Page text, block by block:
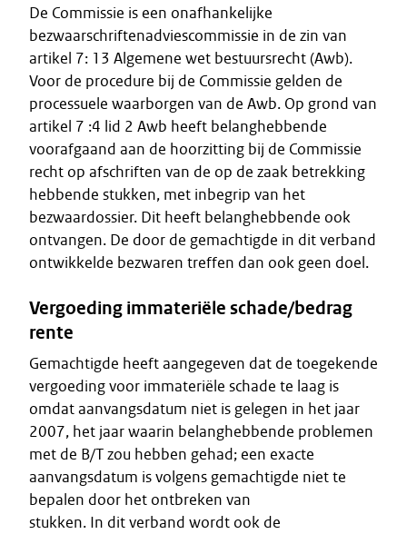
De Commissie is een onafhankelijke
bezwaarschriftenadviescommissie in de zin van
artikel 7: 13 Algemene wet bestuursrecht (Awb).
Voor de procedure bij de Commissie gelden de
processuele waarborgen van de Awb. Op grond van
artikel 7 :4 lid 2 Awb heeft belanghebbende
voorafgaand aan de hoorzitting bij de Commissie
recht op afschriften van de op de zaak betrekking
hebbende stukken, met inbegrip van het
bezwaardossier. Dit heeft belanghebbende ook
ontvangen. De door de gemachtigde in dit verband
ontwikkelde bezwaren treffen dan ook geen doel.
Vergoeding immateriële schade/bedrag
rente
Gemachtigde heeft aangegeven dat de toegekende
vergoeding voor immateriële schade te laag is
omdat aanvangsdatum niet is gelegen in het jaar
2007, het jaar waarin belanghebbende problemen
met de B/T zou hebben gehad; een exacte
aanvangsdatum is volgens gemachtigde niet te
bepalen door het ontbreken van
stukken. In dit verband wordt ook de